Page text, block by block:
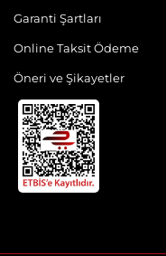
Garanti Şartları
Online Taksit Ödeme
Öneri ve Şikayetler